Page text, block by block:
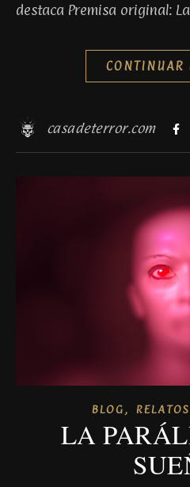
destaca Premisa original:
CONTINUAR
casadeterror.com
BLOG,
LA